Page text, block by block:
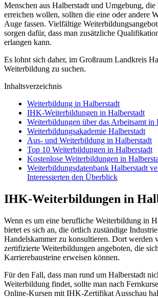
Menschen aus Halberstadt und Umgebung,
erreichen wollen, sollten die eine oder andere
Auge fassen. Vielfältige
sorgen dafür, dass man zusätzliche
erlangen kann.
Es lohnt sich daher, im Großraum Landkreis
Weiterbildung zu suchen.
Inhaltsverzeichnis
Weiterbildung in Halberstadt
IHK-Weiterbildungen in Halberstadt
Weiterbildungen über das Arbeitsamt in
Weiterbildungsakademie Halberstadt
Aus- und Weiterbildung in Halberstadt
Top 10 Weiterbildungen in Halberstadt
Kostenlose Weiterbildungen in
Weiterbildungsdatenbank Halberstadt
Interessierten den Überblick
IHK-Weiterbildungen in
Wenn es um eine berufliche Weiterbildung in
bietet es sich an, die örtlich zuständige
Handelskammer zu konsultieren. Dort werden
zertifizierte Weiterbildungen angeboten, die
Karrierebausteine erweisen können.
Für den Fall, dass man rund um Halberstadt
Weiterbildung findet, sollte man nach
Online-Kursen mit IHK-Zertifikat Ausschau